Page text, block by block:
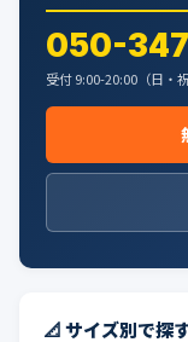
050-
受付 9:00-20:00（日・祝
📐 サイズ別で探